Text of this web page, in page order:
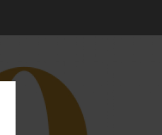
Ajukan
Soroti
yang Resahkan
0